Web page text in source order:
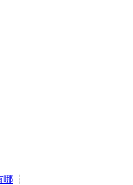
哪 ┆